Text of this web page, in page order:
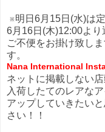
※明日6月15日(水)は
6月16日(木)12:00より
ご不便をお掛け致し
す。
Nana International
ネットに掲載しない
入荷したてのレアな
アップしていきたい
さい！！